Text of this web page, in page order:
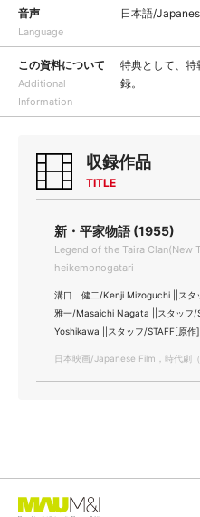
音声
Language
日本語/
この資料について
Additional
Information
特典として、特
録。
収録作品
TITLE
新・平家物語 (1955)
Legend of the Taira Clan(New
heikemonogatari
溝口 健二/Kenji Mizoguchi ||スタ
雅一/Masaichi Nagata ||スタッフ
Yoshikawa ||スタッフ/STAFF[原作]
日本映画/Japanese Film，時代劇（